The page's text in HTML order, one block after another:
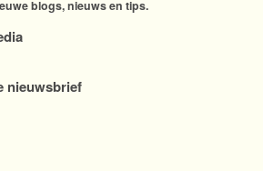
blogs, nieuws en tips.
nieuwsbrief